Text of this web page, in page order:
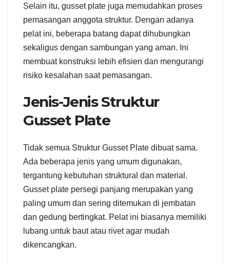
Selain itu, gusset plate juga memudahkan proses
pemasangan anggota struktur. Dengan adanya
pelat ini, beberapa batang dapat dihubungkan
sekaligus dengan sambungan yang aman. Ini
membuat konstruksi lebih efisien dan mengurangi
risiko kesalahan saat pemasangan.
Jenis-Jenis Struktur
Gusset Plate
Tidak semua Struktur Gusset Plate dibuat sama.
Ada beberapa jenis yang umum digunakan,
tergantung kebutuhan struktural dan material.
Gusset plate persegi panjang merupakan yang
paling umum dan sering ditemukan di jembatan
dan gedung bertingkat. Pelat ini biasanya memiliki
lubang untuk baut atau rivet agar mudah
dikencangkan.